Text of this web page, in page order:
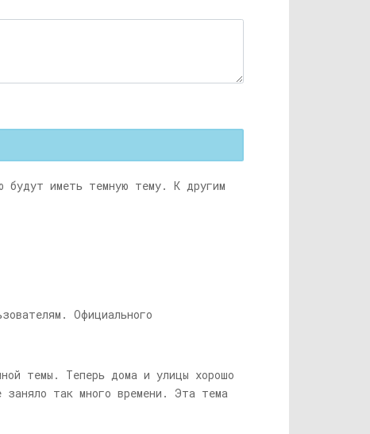
будут иметь темную тему. К другим
Официального
темы. Теперь дома и улицы хорошо
заняло так много времени. Эта тема